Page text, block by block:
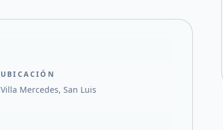
UBICACIÓN
Villa Mercedes, San Luis